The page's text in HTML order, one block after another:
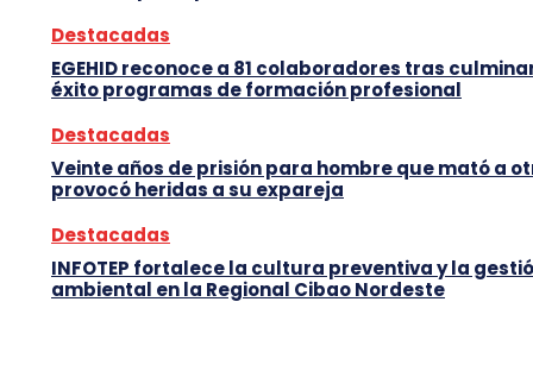
Destacadas
EGEHID reconoce a 81 colaboradores tras
éxito programas de formación profesional
Destacadas
Veinte años de prisión para hombre que mató a
provocó heridas a su expareja
Destacadas
INFOTEP fortalece la cultura preventiva y la
ambiental en la Regional Cibao Nordeste